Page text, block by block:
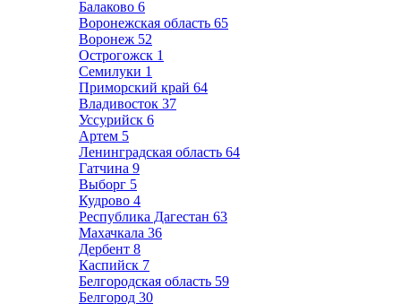
Балаково 6
Воронежская область 65
Воронеж 52
Острогожск 1
Семилуки 1
Приморский край 64
Владивосток 37
Уссурийск 6
Артем 5
Ленинградская область 64
Гатчина 9
Выборг 5
Кудрово 4
Республика Дагестан 63
Махачкала 36
Дербент 8
Каспийск 7
Белгородская область 59
Белгород 30